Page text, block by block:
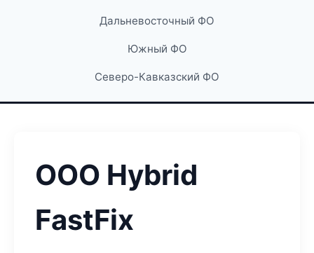
Дальневосточный ФО
Южный ФО
Северо-Кавказский ФО
ООО Hybrid
FastFix